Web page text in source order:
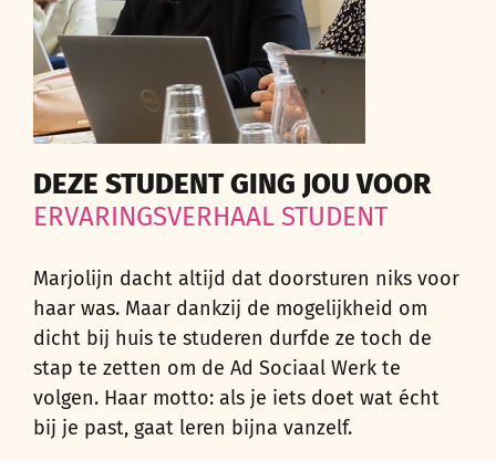
DEZE STUDENT GING JOU VOOR
ERVARINGSVERHAAL STUDENT
Marjolijn dacht altijd dat doorsturen niks voor
haar was. Maar dankzij de mogelijkheid om
dicht bij huis te studeren durfde ze toch de
stap te zetten om de Ad Sociaal Werk te
volgen. Haar motto: als je iets doet wat écht
bij je past, gaat leren bijna vanzelf.